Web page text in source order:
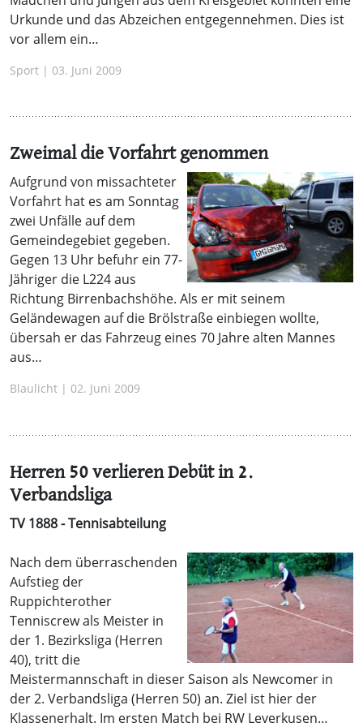
Urkunde und das Abzeichen entgegennehmen. Dies ist
vor allem ein…
Sport | 03. Juni 2009
Zweimal die Vorfahrt genommen
Aufgrund von missachteter
Vorfahrt hat es am Sonntag
zwei Unfälle auf dem
Gemeindegebiet gegeben.
Gegen 13 Uhr befuhr ein 77-
Jähriger die L224 aus
Richtung Birrenbachshöhe. Als er mit seinem
Geländewagen auf die Brölstraße einbiegen wollte,
übersah er das Fahrzeug eines 70 Jahre alten Mannes
aus…
Blaulicht | 02. Juni 2009
Herren 50 verlieren Debüt in 2.
Verbandsliga
TV 1888 - Tennisabteilung
Nach dem überraschenden
Aufstieg der
Ruppichterother
Tenniscrew als Meister in
der 1. Bezirksliga (Herren
40), tritt die
Meistermannschaft in dieser Saison als Newcomer in
der 2. Verbandsliga (Herren 50) an. Ziel ist hier der
Klassenerhalt. Im ersten Match bei RW Leverkusen…